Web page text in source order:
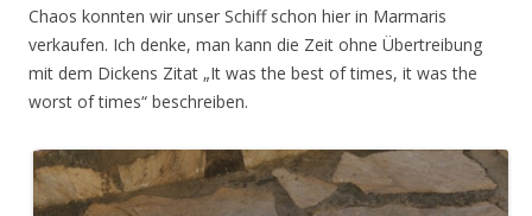
Chaos konnten wir unser Schiff schon hier in Marmaris
verkaufen. Ich denke, man kann die Zeit ohne Übertreibung
mit dem Dickens Zitat „It was the best of times, it was the
worst of times“ beschreiben.